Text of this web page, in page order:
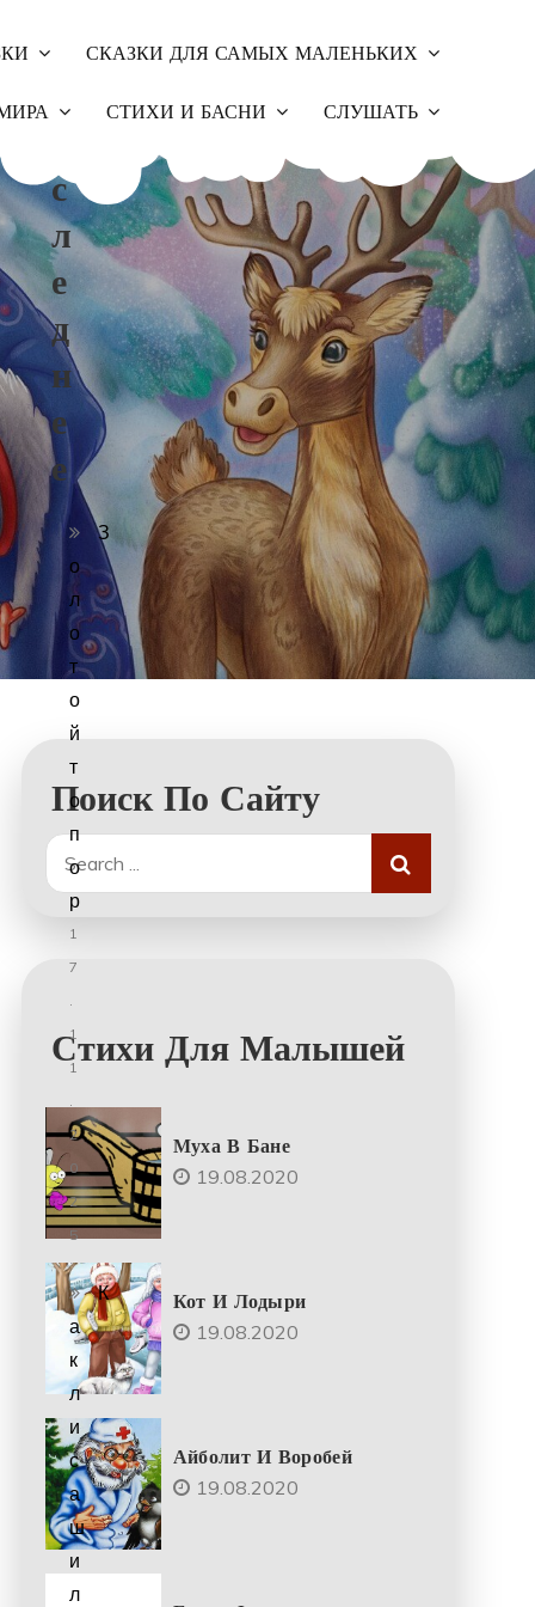
СКАЗКИ ДЛЯ САМЫХ МАЛЕНЬКИХ
СТИХИ И БАСНИ СЛУШАТЬ
Поиск По Сайту
Search
for:
Стихи Для Малышей
Муха В Бане
19.08.2020
Кот И Лодыри
19.08.2020
Айболит И Воробей
19.08.2020
С
Л
Е
Д
Н
Е
Е
З
о
л
о
т
о
й
т
о
п
о
р
1
7
.
1
1
.
2
0
2
5
К
а
к
л
и
с
а
ш
и
л